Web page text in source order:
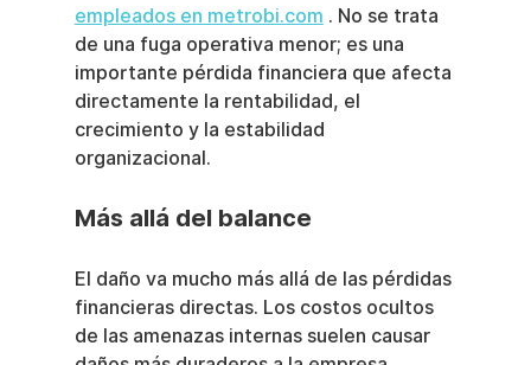
empleados en metrobi.com . No se trata
de una fuga operativa menor; es una
importante pérdida financiera que afecta
directamente la rentabilidad, el
crecimiento y la estabilidad
organizacional.
Más allá del balance
El daño va mucho más allá de las pérdidas
financieras directas. Los costos ocultos
de las amenazas internas suelen causar